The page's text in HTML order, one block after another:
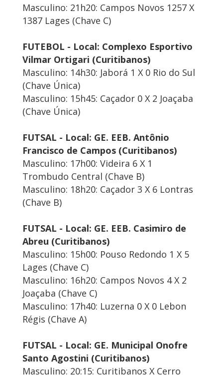
Masculino: 21h20: Campos Novos 1257 X
1387 Lages (Chave C)
FUTEBOL - Local: Complexo Esportivo
Vilmar Ortigari (Curitibanos)
Masculino: 14h30: Jaborá 1 X 0 Rio do Sul
(Chave Única)
Masculino: 15h45: Caçador 0 X 2 Joaçaba
(Chave Única)
FUTSAL - Local: GE. EEB. Antônio
Francisco de Campos (Curitibanos)
Masculino: 17h00: Videira 6 X 1
Trombudo Central (Chave B)
Masculino: 18h20: Caçador 3 X 6 Lontras
(Chave B)
FUTSAL - Local: GE. EEB. Casimiro de
Abreu (Curitibanos)
Masculino: 15h00: Pouso Redondo 1 X 5
Lages (Chave C)
Masculino: 16h20: Campos Novos 4 X 2
Joaçaba (Chave C)
Masculino: 17h40: Luzerna 0 X 0 Lebon
Régis (Chave A)
FUTSAL - Local: GE. Municipal Onofre
Santo Agostini (Curitibanos)
Masculino: 20:15: Curitibanos X Cerro